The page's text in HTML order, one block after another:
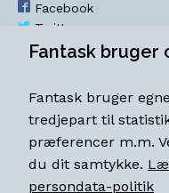
Facebook
Twitter
YouTube
Åbningstider
Mandag-torsdag 11-18
Fredag 11-18.30
Lørdag 11-15
Fantask bruger
Fantask bruger
tredjepart til
præferencer m.m.
du dit samtykke.
persondata-politik